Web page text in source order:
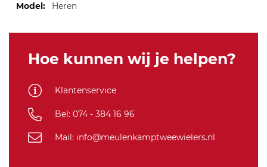
Heren
Hoe kunnen wij je helpen?
Klantenservice
Bel: 074 - 384 16 96
Mail: info@meulenkamptweewielers.nl